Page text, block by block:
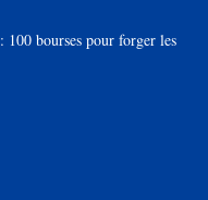
100 bourses pour forger les